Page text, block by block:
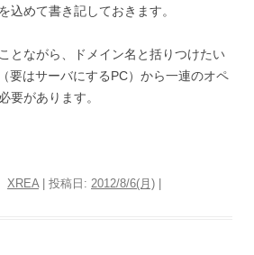
込めて書き記しておきます。
とながら、ドメイン名と括りつけたい
要はサーバにするPC）から一連のオペ
要があります。
XREA| 投稿日: 2012/8/6(月)